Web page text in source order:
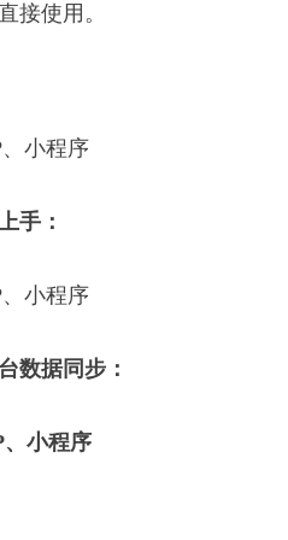
接使用。
手：
数据同步：